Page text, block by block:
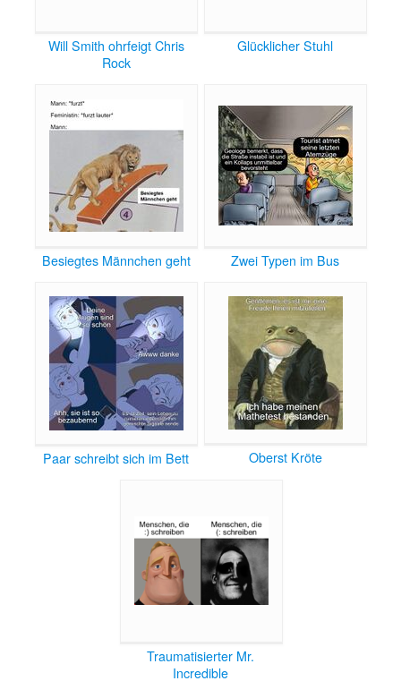
Will Smith ohrfeigt Chris
Rock
Glücklicher Stuhl
Besiegtes Männchen geht Zwei Typen im Bus
Paar schreibt sich im Bett Oberst Kröte
Traumatisierter Mr.
Incredible